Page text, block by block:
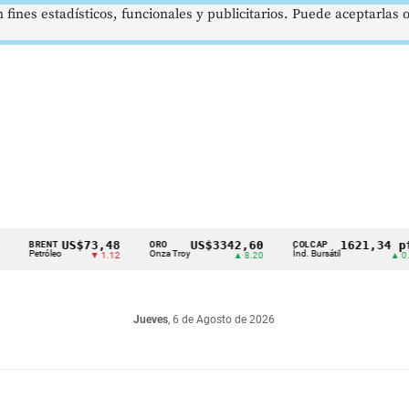
US$73,48
▼ 1.12
ORO
Onza Troy
US$3342,60 COLCAP
Índ. Bursátil
1621,34 pts
Jueves, 6 de Agosto de 2026
estadísticos, funcionales y publicitarios. Puede aceptarlas